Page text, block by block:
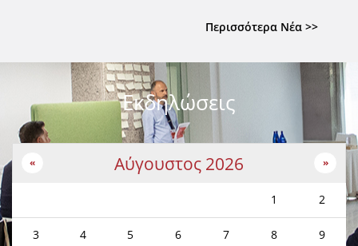
Περισσότερα Νέα >>
Εκδηλώσεις
Αύγουστος 2026
« »
1 2
3 4 5 6 7 8 9